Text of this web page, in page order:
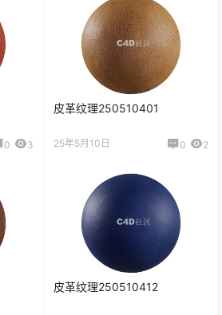
0 3
皮革纹理250510401
25年5月10日 0 2
皮革纹理250510412